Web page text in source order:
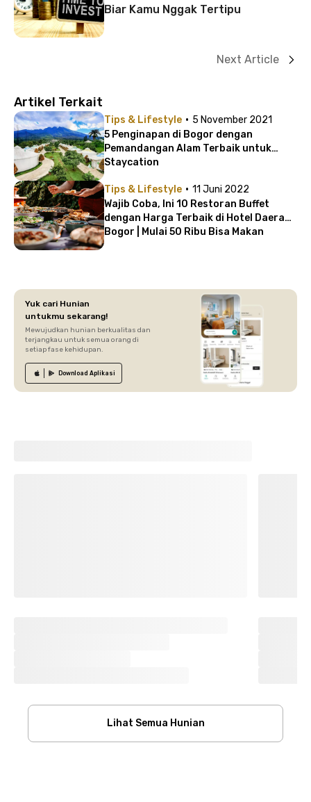
Biar Kamu Nggak Tertipu
Next Article
Artikel Terkait
Tips & Lifestyle · 5 November 2021
5 Penginapan di Bogor dengan
Pemandangan Alam Terbaik untuk
Staycation
Tips & Lifestyle · 11 Juni 2022
Wajib Coba, Ini 10 Restoran Buffet
dengan Harga Terbaik di Hotel Daerah
Bogor | Mulai 50 Ribu Bisa Makan
Yuk cari Hunian
untukmu sekarang!
Mewujudkan hunian berkualitas dan
terjangkau untuk semua orang di
setiap fase kehidupan.
Download Aplikasi
Lihat Semua Hunian